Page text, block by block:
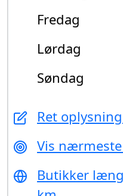
Fredag
Lørdag
Søndag
Ret
Vis
Butikker